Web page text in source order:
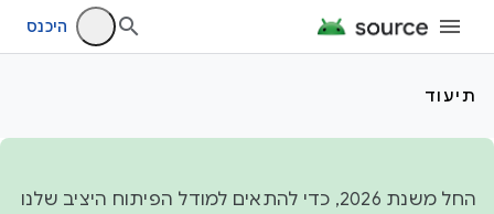
היכנס
תיעוד
החל משנת 2026, כדי להתאים למודל הפיתוח היציב שלנו